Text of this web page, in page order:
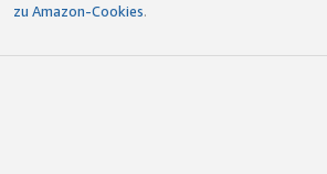
zu Amazon-Cookies.